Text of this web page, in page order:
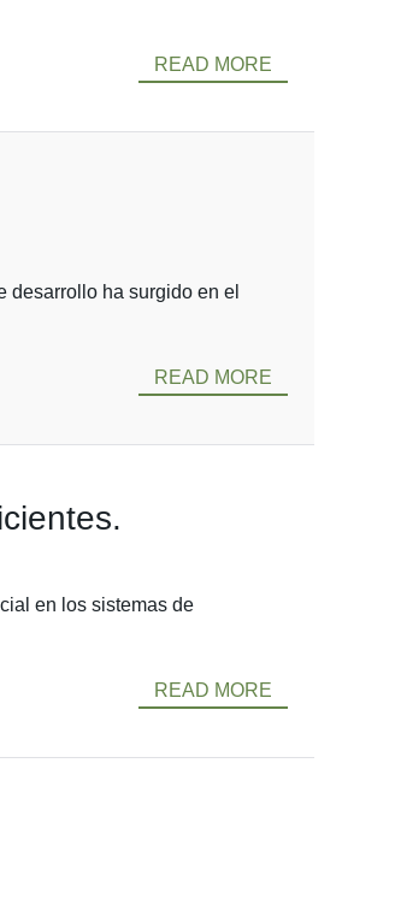
READ MORE
desarrollo ha surgido en el
READ MORE
en los sistemas de
READ MORE